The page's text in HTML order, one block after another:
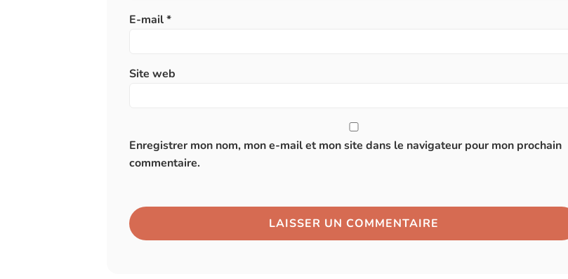
E-mail*
Site web
Enregistrer mon nom, mon e-mail et mon site dans le navigateur pour mon prochain
commentaire.